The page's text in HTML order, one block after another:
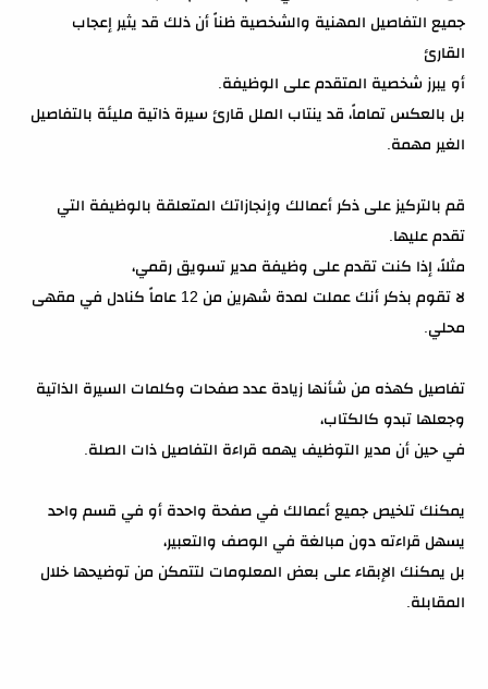
جميع التفاصيل المهنية والشخصية ظناً أن ذلك قد يثير إعجاب
القارئ
أو يبرز شخصية المتقدم على الوظيفة.
بل بالعكس تماماً، قد ينتاب الملل قارئ سيرة ذاتية مليئة بالتفاصيل
الغير مهمة.
قم بالتركيز على ذكر أعمالك وإنجازاتك المتعلقة بالوظيفة التي
تقدم عليها.
مثلاً، إذا كنت تقدم على وظيفة مدير تسويق رقمي،
لا تقوم بذكر أنك عملت لمدة شهرين من 12 عاماً كنادل في مقهى
محلي.
تفاصيل كهذه من شأنها زيادة عدد صفحات وكلمات السيرة الذاتية
وجعلها تبدو كالكتاب،
في حين أن مدير التوظيف يهمه قراءة التفاصيل ذات الصلة.
يمكنك تلخيص جميع أعمالك في صفحة واحدة أو في قسم واحد
يسهل قراءته دون مبالغة في الوصف والتعبير،
بل يمكنك الإبقاء على بعض المعلومات لتتمكن من توضيحها خلال
المقابلة.